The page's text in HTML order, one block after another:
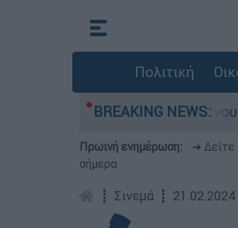
Πολιτική
BREAKING NEWS:
αυτοκίνητα παραμένουν
Πρωινή ενημέρωση: ➔ Δείτε
σήμερα
┋ Σινεμά ┋